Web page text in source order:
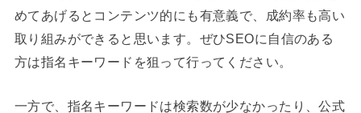
めてあげるとコンテンツ的にも有意義で、成約率も高い
取り組みができると思います。ぜひSEOに自信のある
方は指名キーワードを狙って行ってください。
一方で、指名キーワードは検索数が少なかったり、公式